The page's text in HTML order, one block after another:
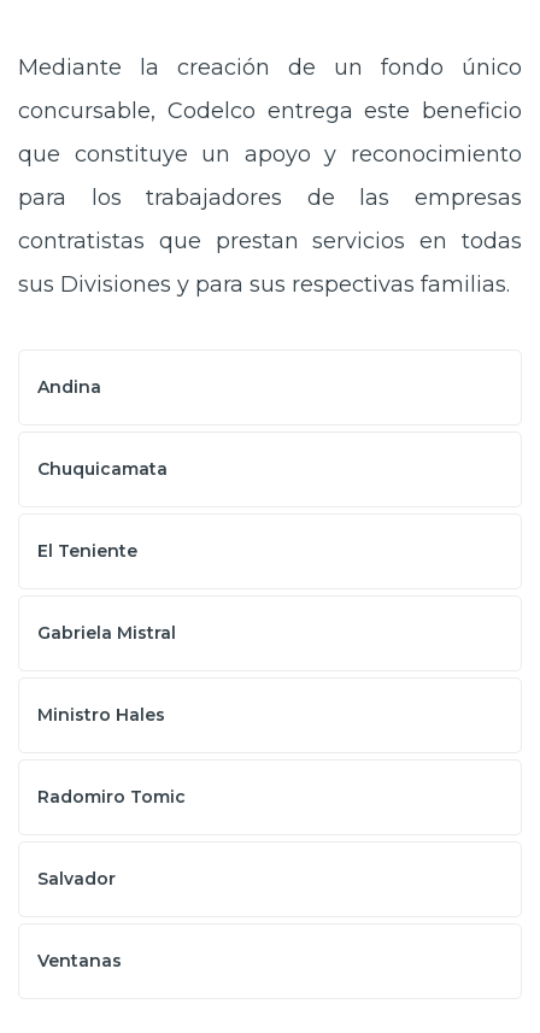
Mediante la creación de un fondo único
concursable, Codelco entrega este beneficio
que constituye un apoyo y reconocimiento
para los trabajadores de las empresas
contratistas que prestan servicios en todas
sus Divisiones y para sus respectivas familias.
Andina
Chuquicamata
El Teniente
Gabriela Mistral
Ministro Hales
Radomiro Tomic
Salvador
Ventanas